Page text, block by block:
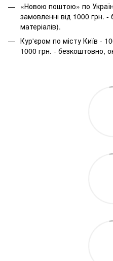
«Новою поштою» по
замовленні від 1000 грн.
матеріалів).
Кур'єром по місту Київ -
1000 грн. - безкоштовно,